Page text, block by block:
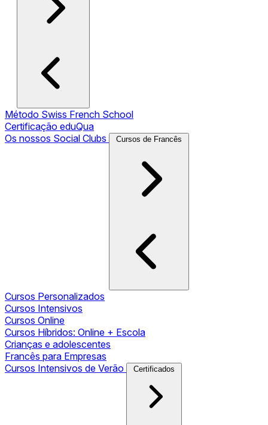
Método Swiss French School
Certificação eduQua
Os nossos Social Clubs
Cursos de Francês
Cursos Personalizados
Cursos Intensivos
Cursos Online
Cursos Híbridos: Online + Escola
Crianças e adolescentes
Francês para Empresas
Cursos Intensivos de Verão
Certificados